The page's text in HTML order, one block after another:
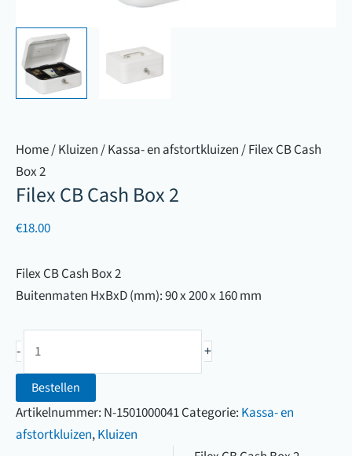
Home/Kluizen/Kassa- en afstortkluizen/ Filex CB Cash
Box 2
Filex CB Cash Box 2
€18.00
Filex CB Cash Box 2
Buitenmaten HxBxD (mm): 90 x 200 x 160 mm
-
CB
Cash
Box
2
+
Bestellen
Artikelnummer: N-1501000041Categorie: Kassa- en
afstortkluizen,Kluizen